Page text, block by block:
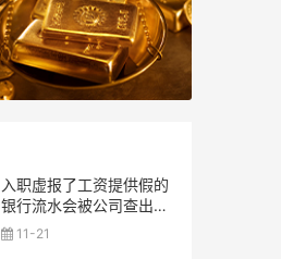
入职虚报了工资提供假的
银行流水会被公司查出来
吗？11-21